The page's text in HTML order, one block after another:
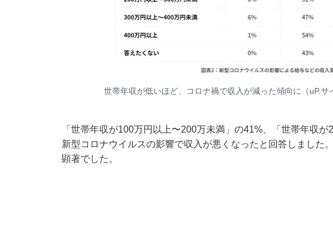
世帯年収が低いほど、コロナ禍で収入が減った傾向に（uP.サ
「世帯年収が100万円以上〜200万未満」の41%、「世帯年収が
新型コロナウイルスの影響で収入が悪くなったと回答しました
顕著でした。